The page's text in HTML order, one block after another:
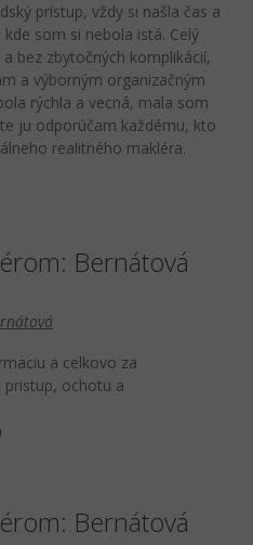
prístup, vždy si našla čas a
som si nebola istá. Celý
bez zbytočných komplikácií,
a výborným organizačným
rýchla a vecná, mala som
ju odporúčam každému, kto
realitného makléra.
Bernátová
a celkovo za
pristup, ochotu a
Bernátová